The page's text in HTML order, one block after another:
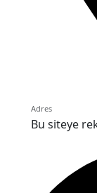
Adres
Bu siteye